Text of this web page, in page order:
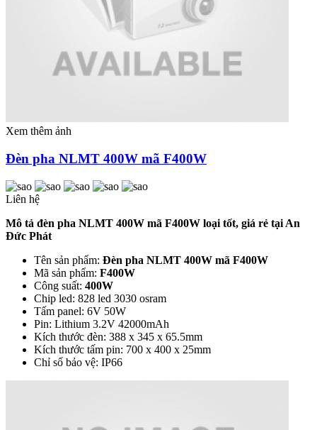
Xem thêm ảnh
Đèn pha NLMT 400W mã F400W
Liên hệ
Mô tả đèn pha NLMT 400W mã F400W loại tốt, giá rẻ tại An
Đức Phát
Tên sản phẩm: Đèn pha NLMT 400W mã F400W
Mã sản phẩm: F400W
Công suất: 400W
Chip led: 828 led 3030 osram
Tấm panel: 6V 50W
Pin: Lithium 3.2V 42000mAh
Kích thước đèn: 388 x 345 x 65.5mm
Kích thước tấm pin: 700 x 400 x 25mm
Chỉ số bảo vệ: IP66